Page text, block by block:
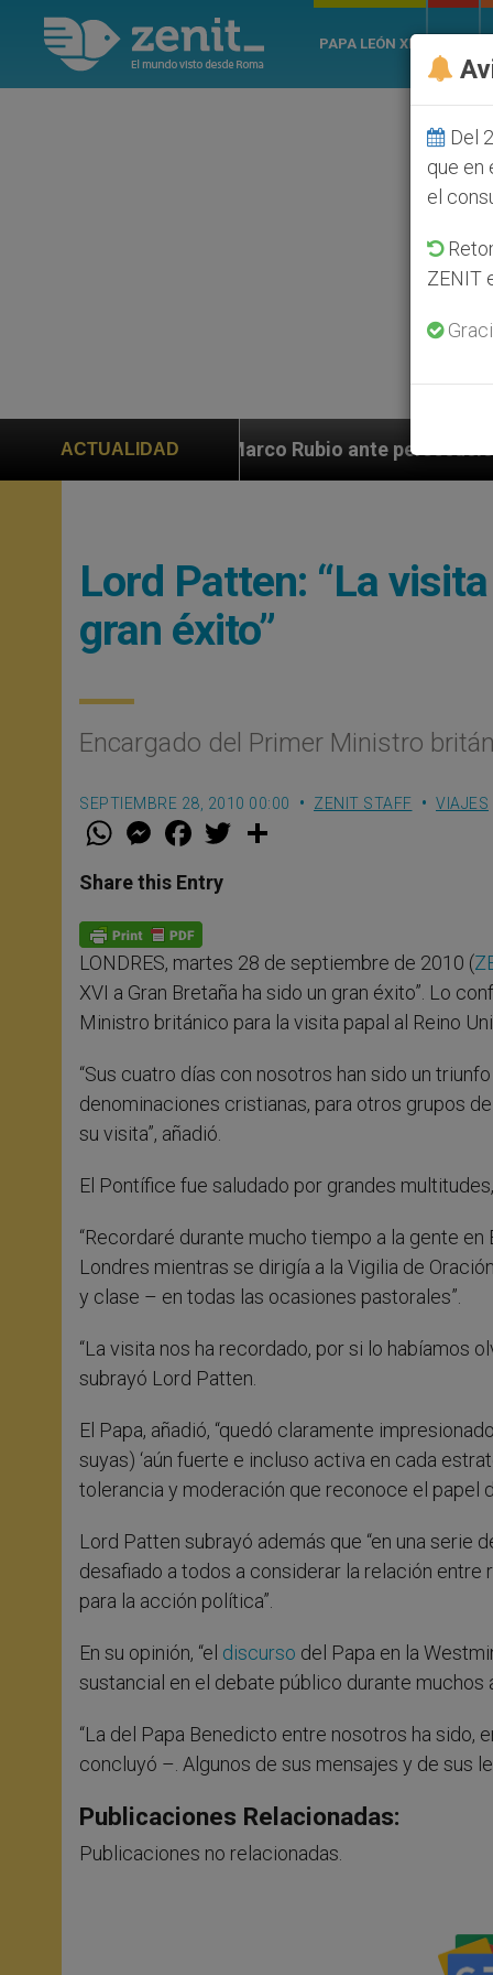
PAPA LEÓN XIV
ACTUALIDAD
a Marco Rubio ante persecución de colonos judíos
Lord Patten: “La
gran éxito”
Encargado del Primer Ministro
SEPTIEMBRE 28, 2010 00:00 ZENIT STAFF VIAJES
W
t
s
p
p
M
e
s
e
g
e
r
F
a
e
b
o
k
w
Share this Entry
LONDRES, martes 28 de septiembre de 2010 (
XVI a Gran Bretaña ha sido un gran éxito”. Lo
Ministro británico para la visita papal al Reino
“Sus cuatro días con nosotros han sido un
denominaciones cristianas, para otros grupos
su visita”, añadió.
El Pontífice fue saludado por grandes
“Recordaré durante mucho tiempo a la gente
Londres mientras se dirigía a la Vigilia de
y clase – en todas las ocasiones pastorales”.
“La visita nos ha recordado, por si lo habíamos
subrayó Lord Patten.
El Papa, añadió, “quedó claramente
suyas) ‘aún fuerte e incluso activa en cada
tolerancia y moderación que reconoce el papel
Lord Patten subrayó además que “en una serie
desafiado a todos a considerar la relación
para la acción política”.
En su opinión, “el discurso del Papa en la
sustancial en el debate público durante muchos
“La del Papa Benedicto entre nosotros ha sido,
concluyó –. Algunos de sus mensajes y de sus
Publicaciones Relacionadas:
Publicaciones no relacionadas.
Del
que en
el
ZENIT